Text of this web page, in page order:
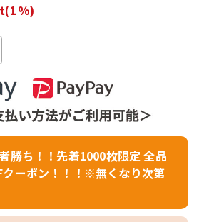
勝ち！！先着1000枚限定 全品
クーポン！！！※無くなり次第